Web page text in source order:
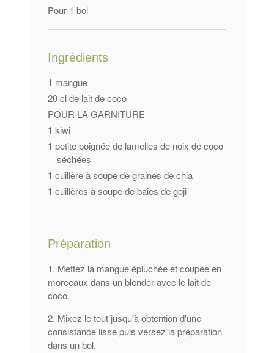
Pour 1 bol
Ingrédients
1 mangue
20 cl de lait de coco
POUR LA GARNITURE
1 kiwi
1 petite poignée de lamelles de noix de coco
séchées
1 cuillère à soupe de graines de chia
1 cuillères à soupe de baies de goji
Préparation
Mettez la mangue épluchée et coupée en
morceaux dans un blender avec le lait de
coco.
Mixez le tout jusqu'à obtention d'une
consistance lisse puis versez la préparation
dans un bol.